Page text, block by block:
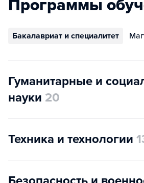
Программы
Бакалавриат и специалитет
Гуманитарные и
науки 20
Техника и технологии